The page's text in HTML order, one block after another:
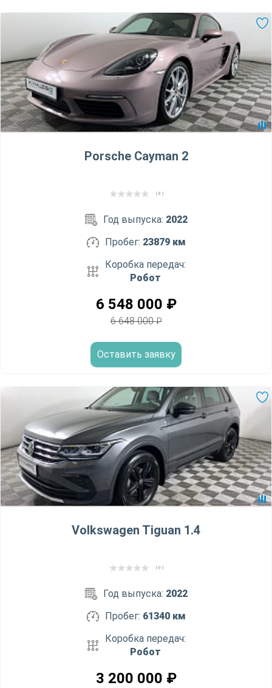
Porsche Cayman 2
( 0 )
Год выпуска: 2022
Пробег: 23879 км
Коробка передач:
Робот
6 548 000 ₽
6 648 000₽
Оставить заявку
Volkswagen Tiguan 1.4
( 0 )
Год выпуска: 2022
Пробег: 61340 км
Коробка передач:
Робот
3 200 000 ₽